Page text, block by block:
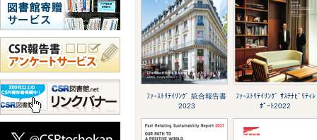
ﾌｧｰｽﾄﾘﾃｲﾘﾝｸﾞ 統合報告書
2023
ﾌｧｰｽﾄﾘﾃｲﾘﾝｸﾞ ｻｽﾃﾅﾋﾞﾘﾃｨﾚ
ﾎﾟｰﾄ2022